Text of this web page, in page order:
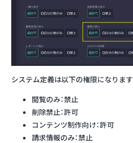
システム定義は以下の権限になります
閲覧のみ：禁止
削除禁止：許可
コンテンツ制作向け：許可
請求情報のみ：禁止